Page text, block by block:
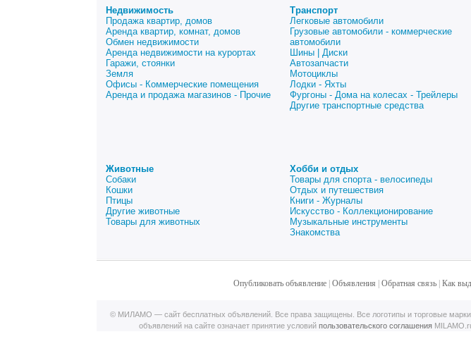
Недвижимость
Продажа квартир, домов
Аренда квартир, комнат, домов
Обмен недвижимости
Аренда недвижимости на курортах
Гаражи, стоянки
Земля
Офисы - Коммерческие помещения
Аренда и продажа магазинов - Прочие
Транспорт
Легковые автомобили
Грузовые автомобили - коммерческие
автомобили
Шины | Диски
Автозапчасти
Мотоциклы
Лодки - Яхты
Фургоны - Дома на колесах - Трейлеры
Другие транспортные средства
Животные
Собаки
Кошки
Птицы
Другие животные
Товары для животных
Хобби и отдых
Товары для спорта - велосипеды
Отдых и путешествия
Книги - Журналы
Искусство - Коллекционирование
Музыкальные инструменты
Знакомства
Опубликовать объявление| Объявления Обратная связь| Как
© МИЛАМО — сайт бесплатных объявлений. Все права защищены. Все логотипы и торговые марки
объявлений на сайте означает принятие условий пользовательского соглашения